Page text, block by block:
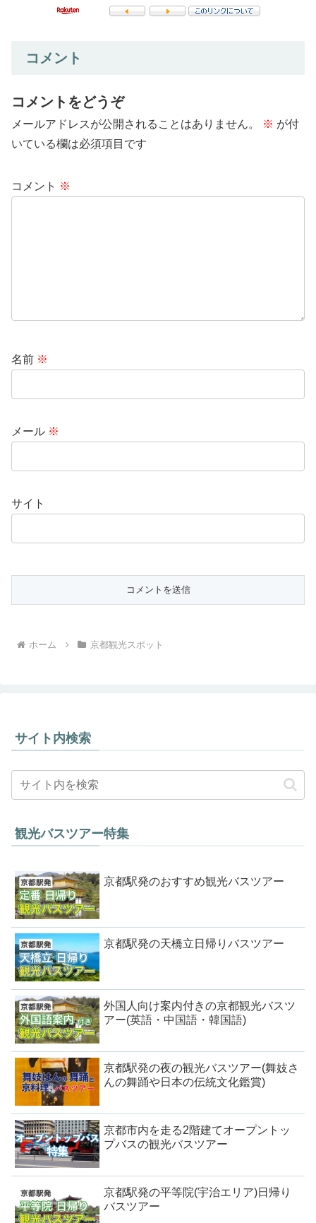
コメント
コメントをどうぞ
メールアドレスが公開されることはありません。 ※ が付
いている欄は必須項目です
コメント ※
名前 ※
メール ※
サイト
ホーム 京都観光スポット
サイト内検索
観光バスツアー特集
京都駅発のおすすめ観光バスツアー
京都駅発の天橋立日帰りバスツアー
外国人向け案内付きの京都観光バスツ
アー(英語・中国語・韓国語)
京都駅発の夜の観光バスツアー(舞妓さ
んの舞踊や日本の伝統文化鑑賞)
京都市内を走る2階建てオープントッ
プバスの観光バスツアー
京都駅発の平等院(宇治エリア)日帰り
バスツアー